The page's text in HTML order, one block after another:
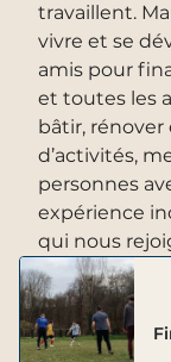
travaillent.
vivre et se
amis pour
et toutes les
bâtir, rénover
d’activités,
personnes
expérience
qui nous